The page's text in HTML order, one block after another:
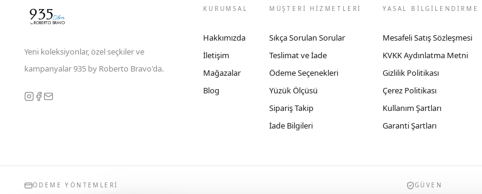
Yeni koleksiyonlar, özel seçkiler ve
kampanyalar 935 by Roberto Bravo'da.
KURUMSAL
Hakkımızda
İletişim
Mağazalar
Blog
MÜŞTERİ HİZMETLERİ
Sıkça Sorulan Sorular
Teslimat ve İade
Ödeme Seçenekleri
Yüzük Ölçüsü
Sipariş Takip
İade Bilgileri
YASAL BİLGİLENDİRME
Mesafeli Satış Sözleşmesi
KVKK Aydınlatma Metni
Gizlilik Politikası
Çerez Politikası
Kullanım Şartları
Garanti Şartları
ÖDEME YÖNTEMLERI GÜVEN